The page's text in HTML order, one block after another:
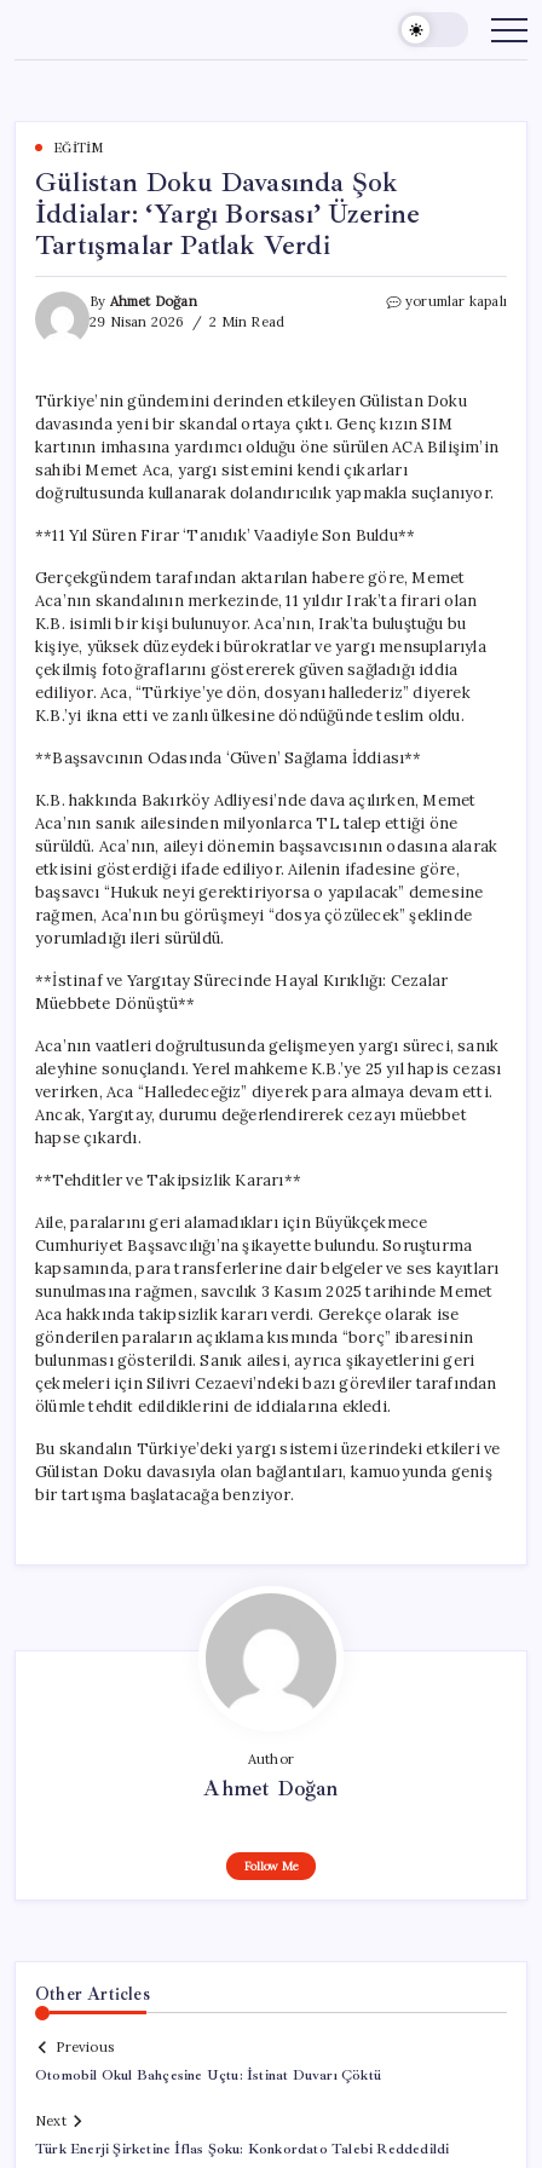
content
EĞITIM
Gülistan Doku Davasında Şok
İddialar: ‘Yargı Borsası’ Üzerine
Tartışmalar Patlak Verdi
By Ahmet Doğan
29 Nisan 2026
2 Min Read
Gülistan
‘Yargı
Borsası’
Üzerine
Tartışmalar
Patlak
Verdi
için
yorumlar kapalı
Türkiye’nin gündemini derinden etkileyen Gülistan Doku
davasında yeni bir skandal ortaya çıktı. Genç kızın SIM
kartının imhasına yardımcı olduğu öne sürülen ACA Bilişim’in
sahibi Memet Aca, yargı sistemini kendi çıkarları
doğrultusunda kullanarak dolandırıcılık yapmakla suçlanıyor.
**11 Yıl Süren Firar ‘Tanıdık’ Vaadiyle Son Buldu**
Gerçekgündem tarafından aktarılan habere göre, Memet
Aca’nın skandalının merkezinde, 11 yıldır Irak’ta firari olan
K.B. isimli bir kişi bulunuyor. Aca’nın, Irak’ta buluştuğu bu
kişiye, yüksek düzeydeki bürokratlar ve yargı mensuplarıyla
çekilmiş fotoğraflarını göstererek güven sağladığı iddia
ediliyor. Aca, “Türkiye’ye dön, dosyanı hallederiz” diyerek
K.B.’yi ikna etti ve zanlı ülkesine döndüğünde teslim oldu.
**Başsavcının Odasında ‘Güven’ Sağlama İddiası**
K.B. hakkında Bakırköy Adliyesi’nde dava açılırken, Memet
Aca’nın sanık ailesinden milyonlarca TL talep ettiği öne
sürüldü. Aca’nın, aileyi dönemin başsavcısının odasına alarak
etkisini gösterdiği ifade ediliyor. Ailenin ifadesine göre,
başsavcı “Hukuk neyi gerektiriyorsa o yapılacak” demesine
rağmen, Aca’nın bu görüşmeyi “dosya çözülecek” şeklinde
yorumladığı ileri sürüldü.
**İstinaf ve Yargıtay Sürecinde Hayal Kırıklığı: Cezalar
Müebbete Dönüştü**
Aca’nın vaatleri doğrultusunda gelişmeyen yargı süreci, sanık
aleyhine sonuçlandı. Yerel mahkeme K.B.’ye 25 yıl hapis cezası
verirken, Aca “Halledeceğiz” diyerek para almaya devam etti.
Ancak, Yargıtay, durumu değerlendirerek cezayı müebbet
hapse çıkardı.
**Tehditler ve Takipsizlik Kararı**
Aile, paralarını geri alamadıkları için Büyükçekmece
Cumhuriyet Başsavcılığı’na şikayette bulundu. Soruşturma
kapsamında, para transferlerine dair belgeler ve ses kayıtları
sunulmasına rağmen, savcılık 3 Kasım 2025 tarihinde Memet
Aca hakkında takipsizlik kararı verdi. Gerekçe olarak ise
gönderilen paraların açıklama kısmında “borç” ibaresinin
bulunması gösterildi. Sanık ailesi, ayrıca şikayetlerini geri
çekmeleri için Silivri Cezaevi’ndeki bazı görevliler tarafından
ölümle tehdit edildiklerini de iddialarına ekledi.
Bu skandalın Türkiye’deki yargı sistemi üzerindeki etkileri ve
Gülistan Doku davasıyla olan bağlantıları, kamuoyunda geniş
bir tartışma başlatacağa benziyor.
Author
Ahmet Doğan
Follow Me
Other Articles
Previous
Otomobil Okul Bahçesine Uçtu: İstinat Duvarı Çöktü
Next
Türk Enerji Şirketine İflas Şoku: Konkordato Talebi Reddedildi